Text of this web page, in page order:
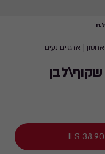
| ארגזים נעים
ILS 38.90